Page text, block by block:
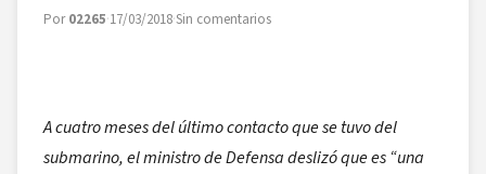
Por02265·17/03/2018·Sin comentarios
A cuatro meses del último contacto que se tuvo del
submarino, el ministro de Defensa deslizó que es “una